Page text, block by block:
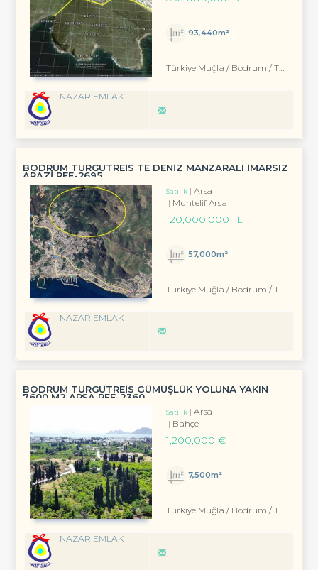
93,440m²
Türkiye Muğla / Bodrum / Turgutreis
NAZAR EMLAK
BODRUM TURGUTREİS TE DENİZ MANZARALI İMARSIZ
ARAZİ REF-2695
Satılık
Arsa
Muhtelif Arsa
120,000,000 TL
57,000m²
Türkiye Muğla / Bodrum / Turgutreis
NAZAR EMLAK
BODRUM TURGUTREIS GÜMÜŞLÜK YOLUNA YAKIN
7600 M2 ARSA REF-2360
Satılık
Arsa
Bahçe
1,200,000 €
7,500m²
Türkiye Muğla / Bodrum / Turgutreis
NAZAR EMLAK